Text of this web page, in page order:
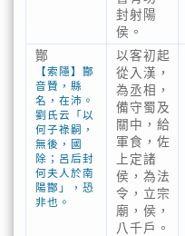
封射陽
侯。
酇
【索隱】酇
音贊，縣
名，在沛。
劉氏云「以
何子祿嗣，
無後，國
除；呂后封
何夫人於南
陽酇」，恐
非也。
以客初起
從入漢，
為丞相，
備守蜀及
關中，給
軍食，佐
上定諸
侯，為法
令，立宗
廟，侯，
八千戶。